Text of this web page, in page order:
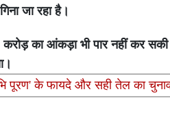
जा रहा है।
का आंकड़ा भी पार नहीं कर
पूरण' के फायदे और सही तेल का